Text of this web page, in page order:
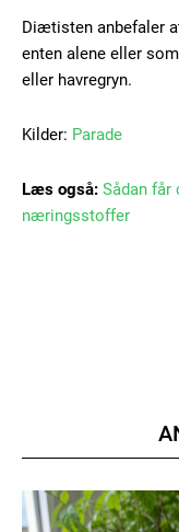
Diætisten anbefaler
enten alene eller
eller havregryn.
Kilder: Parade
Læs også: Sådan får
næringsstoffer